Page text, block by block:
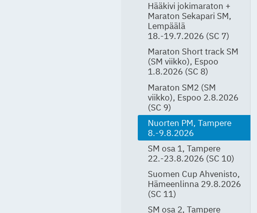
Hääkivi jokimaraton +
Maraton Sekapari SM,
Lempäälä
18.-19.7.2026 (SC 7)
Maraton Short track SM
(SM viikko), Espoo
1.8.2026 (SC 8)
Maraton SM2 (SM
viikko), Espoo 2.8.2026
(SC 9)
Nuorten PM, Tampere
8.-9.8.2026
SM osa 1, Tampere
22.-23.8.2026 (SC 10)
Suomen Cup Ahvenisto,
Hämeenlinna 29.8.2026
(SC 11)
SM osa 2, Tampere